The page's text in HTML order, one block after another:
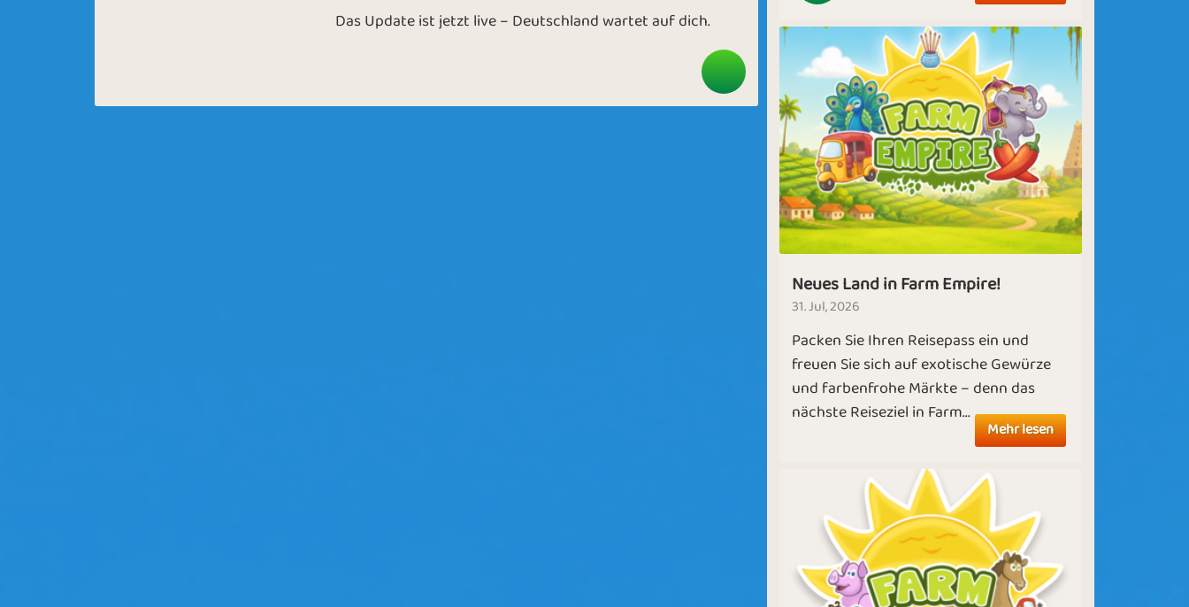
Das Update ist jetzt live – Deutschland wartet auf dich.
Neues Land in Farm Empire!
31. Jul, 2026
Packen Sie Ihren Reisepass ein und
freuen Sie sich auf exotische Gewürze
und farbenfrohe Märkte – denn das
nächste Reiseziel in Farm...
Mehr lesen